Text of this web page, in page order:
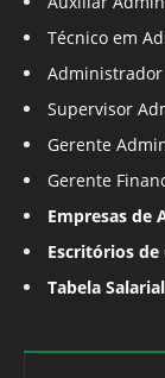
Técnico em
Administrador
Supervisor
Gerente
Gerente
Empresas de
Escritórios
Tabela